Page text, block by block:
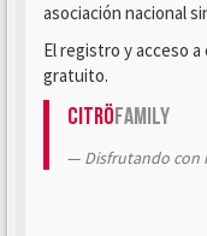
asociación nacional
El registro y acceso
gratuito.
CitröFamily
Disfrutando con